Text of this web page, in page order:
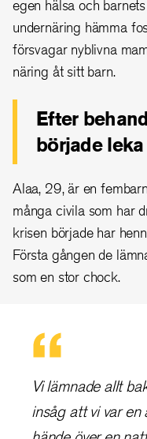
egen hälsa och
undernäring hämma
försvagar nyblivna
näring åt sitt barn.
Efter
började
Alaa, 29, är en
många civila som har
krisen började har
Första gången de
som en stor chock.
Vi lämnade allt
insåg att vi var